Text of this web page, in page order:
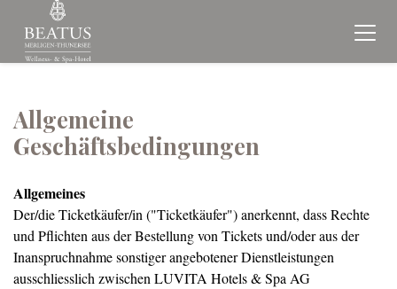
Allgemeine
Geschäftsbedingungen
Allgemeines
Der/die Ticketkäufer/in ("Ticketkäufer") anerkennt, dass Rechte
und Pflichten aus der Bestellung von Tickets und/oder aus der
Inanspruchnahme sonstiger angebotener Dienstleistungen
ausschliesslich zwischen LUVITA Hotels & Spa AG